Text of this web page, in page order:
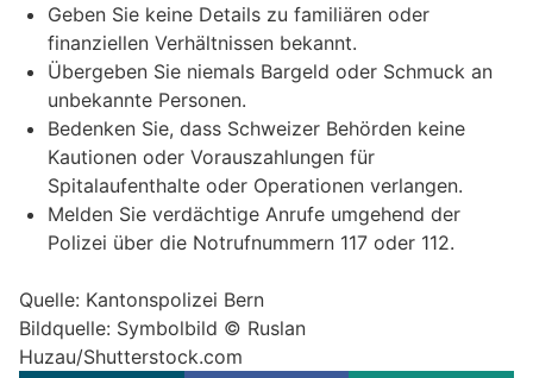
Geben Sie keine Details zu familiären oder
finanziellen Verhältnissen bekannt.
Übergeben Sie niemals Bargeld oder Schmuck an
unbekannte Personen.
Bedenken Sie, dass Schweizer Behörden keine
Kautionen oder Vorauszahlungen für
Spitalaufenthalte oder Operationen verlangen.
Melden Sie verdächtige Anrufe umgehend der
Polizei über die Notrufnummern 117 oder 112.
Quelle: Kantonspolizei Bern
Bildquelle: Symbolbild © Ruslan
Huzau/Shutterstock.com